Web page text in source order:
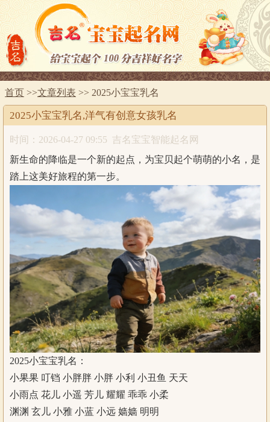
首页 >>文章列表 >> 2025小宝宝乳名
2025小宝宝乳名,洋气有创意女孩乳名
时间：2026-04-27 09:55 吉名宝宝智能起名网
新生命的降临是一个新的起点，为宝贝起个萌萌的小名，是
踏上这美好旅程的第一步。
2025小宝宝乳名：
小果果 叮铛 小胖胖 小胖 小利 小丑鱼 天天
小雨点 花儿 小遥 芳儿 耀耀 乖乖 小柔
渊渊 玄儿 小雅 小蓝 小远 嫱嫱 明明